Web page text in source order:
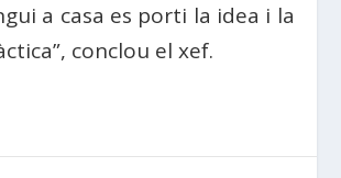
a casa es porti la idea i la
conclou el xef.